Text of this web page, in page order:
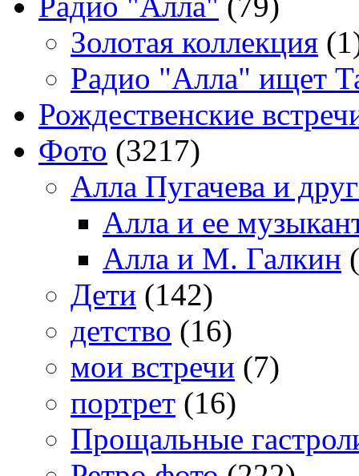
Золотая коллекция
Радио "Алла" ищет
Рождественские
Фото (3217)
Алла Пугачева и
Алла и ее
Алла и М. Галкин
Дети (142)
детство (16)
мои встречи (7)
портрет (16)
Прощальные